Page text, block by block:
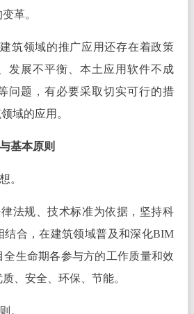
革。
筑领域的推广应用还存在着政策
发展不平衡、本土应用软件不成
问题，有必要采取切实可行的措
域的应用。
基本原则
。
法规、技术标准为依据，坚持科
结合，在建筑领域普及和深化BIM
全生命期各参与方的工作质量和效
、安全、环保、节能。
。